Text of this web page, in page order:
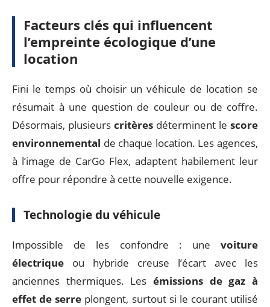
Facteurs clés qui influencent
l’empreinte écologique d’une
location
Fini le temps où choisir un véhicule de location se
résumait à une question de couleur ou de coffre.
Désormais, plusieurs critères déterminent le score
environnemental de chaque location. Les agences,
à l’image de CarGo Flex, adaptent habilement leur
offre pour répondre à cette nouvelle exigence.
Technologie du véhicule
Impossible de les confondre : une voiture
électrique ou hybride creuse l’écart avec les
anciennes thermiques. Les émissions de gaz à
effet de serre plongent, surtout si le courant utilisé